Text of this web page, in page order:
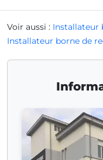
Voir aussi : Installateur
Installateur borne de